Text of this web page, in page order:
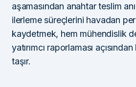
aşamasından anahtar teslim
ilerleme süreçlerini havadan
kaydetmek, hem mühendislik
yatırımcı raporlaması
taşır.